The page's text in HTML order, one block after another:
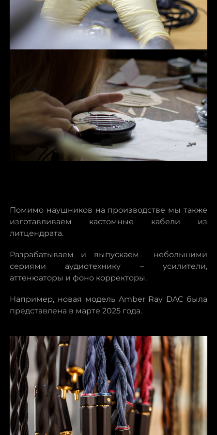
Помимо наушников на производстве мы также
изготавливаем кастомные кабели из
литцендрата.
Разрабатываем и выпускаем небольшими
сериями аудиотехнику – усилители,
аттенюаторы и фоно корректоры.
Например, новая модель Amber Ray DAC была
представлена в марте 2025 года.